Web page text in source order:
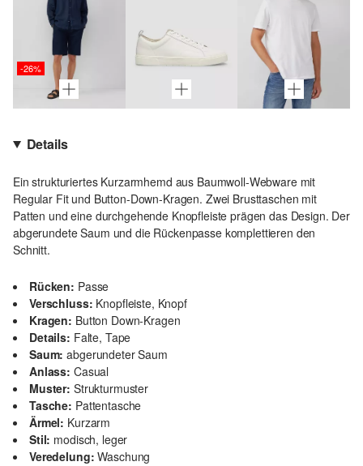
-26%
Details
Ein strukturiertes Kurzarmhemd aus Baumwoll-Webware mit
Regular Fit und Button-Down-Kragen. Zwei Brusttaschen mit
Patten und eine durchgehende Knopfleiste prägen das Design. Der
abgerundete Saum und die Rückenpasse komplettieren den
Schnitt.
Rücken: Passe
Verschluss: Knopfleiste, Knopf
Kragen: Button Down-Kragen
Details: Falte, Tape
Saum: abgerundeter Saum
Anlass: Casual
Muster: Strukturmuster
Tasche: Pattentasche
Ärmel: Kurzarm
Stil: modisch, leger
Veredelung: Waschung